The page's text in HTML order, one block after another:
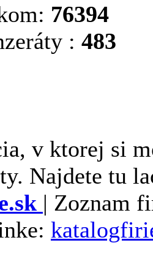
76394
: 483
v ktorej si
Najdete tu
| Zoznam